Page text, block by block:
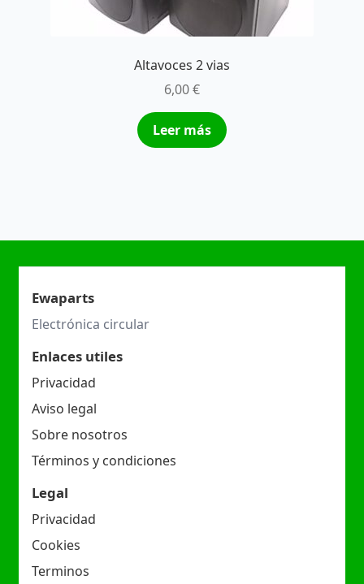
Altavoces 2 vias
6,00€
Leer más
Ewaparts
Electrónica circular
Enlaces utiles
Privacidad
Aviso legal
Sobre nosotros
Términos y condiciones
Legal
Privacidad
Cookies
Terminos